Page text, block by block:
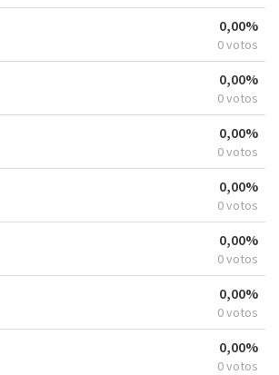
0,00%
0 votos
0,00%
0 votos
0,00%
0 votos
0,00%
0 votos
0,00%
0 votos
0,00%
0 votos
0,00%
0 votos